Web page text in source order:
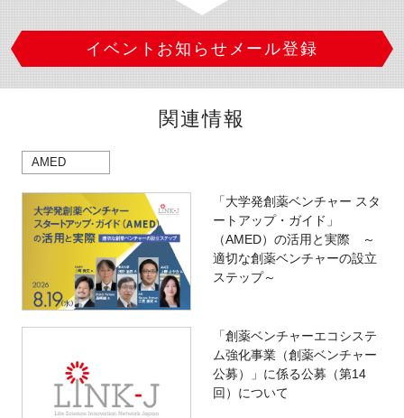
イベントお知らせメール登録
関連情報
AMED
「大学発創薬ベンチャー スタ
ートアップ・ガイド」
（AMED）の活用と実際 ～
適切な創薬ベンチャーの設立
ステップ～
「創薬ベンチャーエコシステ
ム強化事業（創薬ベンチャー
公募）」に係る公募（第14
回）について